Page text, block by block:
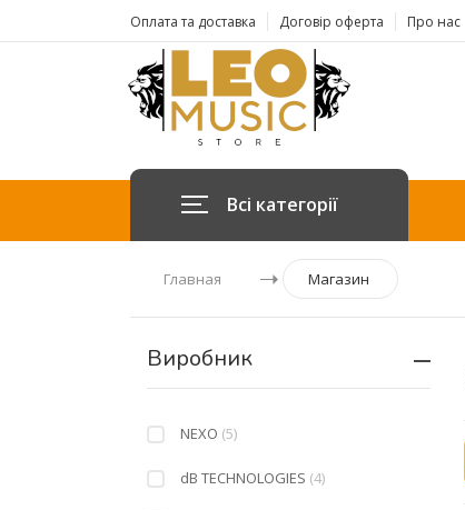
Оплата та доставка Договір оферта Про нас
Всі категорії
Главная Магазин
Виробник
NEXO (5)
dB TECHNOLOGIES (4)